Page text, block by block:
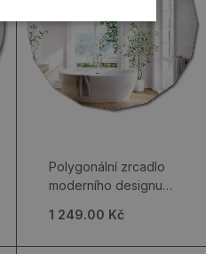
Polygonální zrcadlo
moderního designu
zeď
1 249.00 Kč